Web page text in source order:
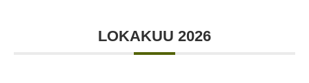
LOKAKUU 2026